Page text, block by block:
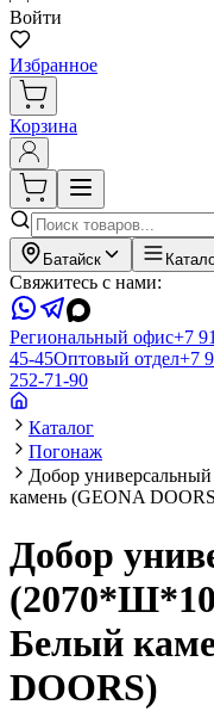
Войти
Избранное
Корзина
Батайск
Свяжитесь с нами:
Региональный офис+7
45-45Оптовый отдел+7
252-71-90
Каталог
Погонаж
Добор
камень (GEONA
Добор
Белый
DOORS)